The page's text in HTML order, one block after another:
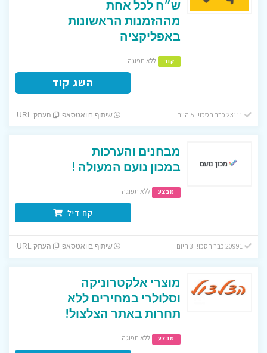
ש״ח לכל אחת
מההזמנות הראשונות
באפליקציה
קוד ללא תפוגה
השג קוד
שיתוף בוואטסאפ העתק URL
מבחנים והערכות
במכון נועם המעולה !
מבצע ללא תפוגה
קח דיל
שיתוף בוואטסאפ העתק URL
מוצרי אלקטרוניקה
וסלולרי במחירים ללא
תחרות באתר הצלצול!
מבצע ללא תפוגה